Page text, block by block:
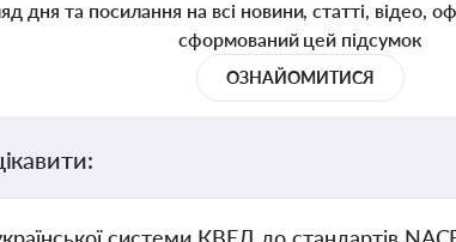
дня та посилання на всі новини, статті, відео,
сформований цей підсумок
ОЗНАЙОМИТИСЯ